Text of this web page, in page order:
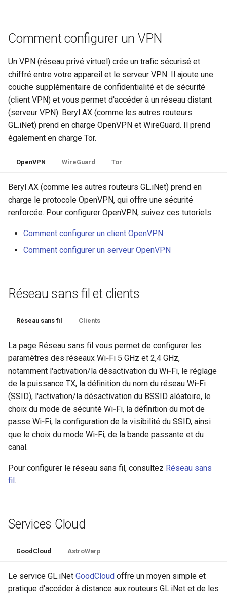
Comment configurer un VPN
Un VPN (réseau privé virtuel) crée un trafic sécurisé et
chiffré entre votre appareil et le serveur VPN. Il ajoute une
couche supplémentaire de confidentialité et de sécurité
(client VPN) et vous permet d'accéder à un réseau distant
(serveur VPN). Beryl AX (comme les autres routeurs
GL.iNet) prend en charge OpenVPN et WireGuard. Il prend
également en charge Tor.
OpenVPN WireGuard Tor
Beryl AX (comme les autres routeurs GL.iNet) prend en
charge le protocole OpenVPN, qui offre une sécurité
renforcée. Pour configurer OpenVPN, suivez ces tutoriels :
Comment configurer un client OpenVPN
Comment configurer un serveur OpenVPN
Réseau sans fil et clients
Réseau sans fil Clients
La page Réseau sans fil vous permet de configurer les
paramètres des réseaux Wi‑Fi 5 GHz et 2,4 GHz,
notamment l'activation/la désactivation du Wi‑Fi, le réglage
de la puissance TX, la définition du nom du réseau Wi‑Fi
(SSID), l'activation/la désactivation du BSSID aléatoire, le
choix du mode de sécurité Wi‑Fi, la définition du mot de
passe Wi‑Fi, la configuration de la visibilité du SSID, ainsi
que le choix du mode Wi‑Fi, de la bande passante et du
canal.
Pour configurer le réseau sans fil, consultez Réseau sans
fil.
Services Cloud
GoodCloud AstroWarp
Le service GL.iNet GoodCloud offre un moyen simple et
pratique d'accéder à distance aux routeurs GL.iNet et de les